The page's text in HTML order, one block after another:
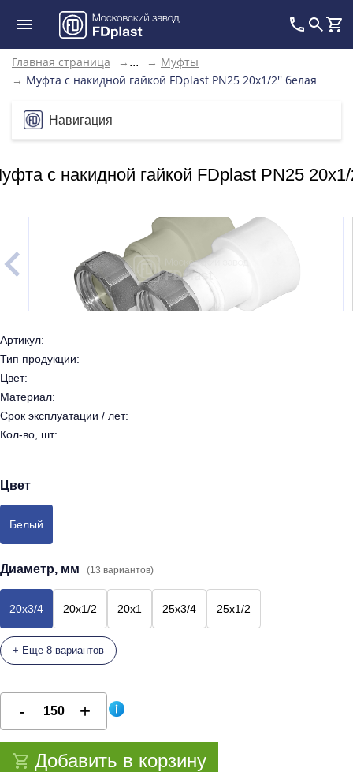
Главная страница → ... → Муфты
→ Муфта с накидной гайкой FDplast PN25 20х1/2'' белая
Навигация
с накидной гайкой FDplast PN25
Артикул:
Тип продукции:
Цвет:
Материал:
Срок эксплуатации / лет:
Кол-во, шт:
Цвет
Белый
Диаметр, мм (13 вариантов)
20х3/4 20х1/2 20х1 25х3/4 25х1/2
+ Еще 8 вариантов
Добавить в корзину